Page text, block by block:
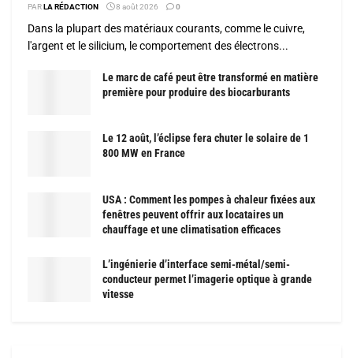
PARLA RÉDACTION 8 août 2026 0
Dans la plupart des matériaux courants, comme le cuivre,
l'argent et le silicium, le comportement des électrons...
Le marc de café peut être transformé en matière
première pour produire des biocarburants
Le 12 août, l’éclipse fera chuter le solaire de 1
800 MW en France
USA : Comment les pompes à chaleur fixées aux
fenêtres peuvent offrir aux locataires un
chauffage et une climatisation efficaces
L’ingénierie d’interface semi-métal/semi-
conducteur permet l’imagerie optique à grande
vitesse